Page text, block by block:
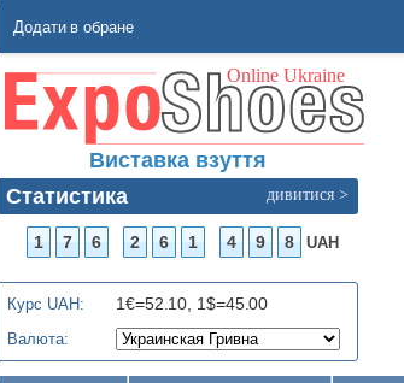
Додати в обране
Виставка взуття
Статистика
дивитися >
1 7 6 2 6 1 4 9 8 UAH
Курс UAH: 1€=52.10, 1$=45.00
Валюта: